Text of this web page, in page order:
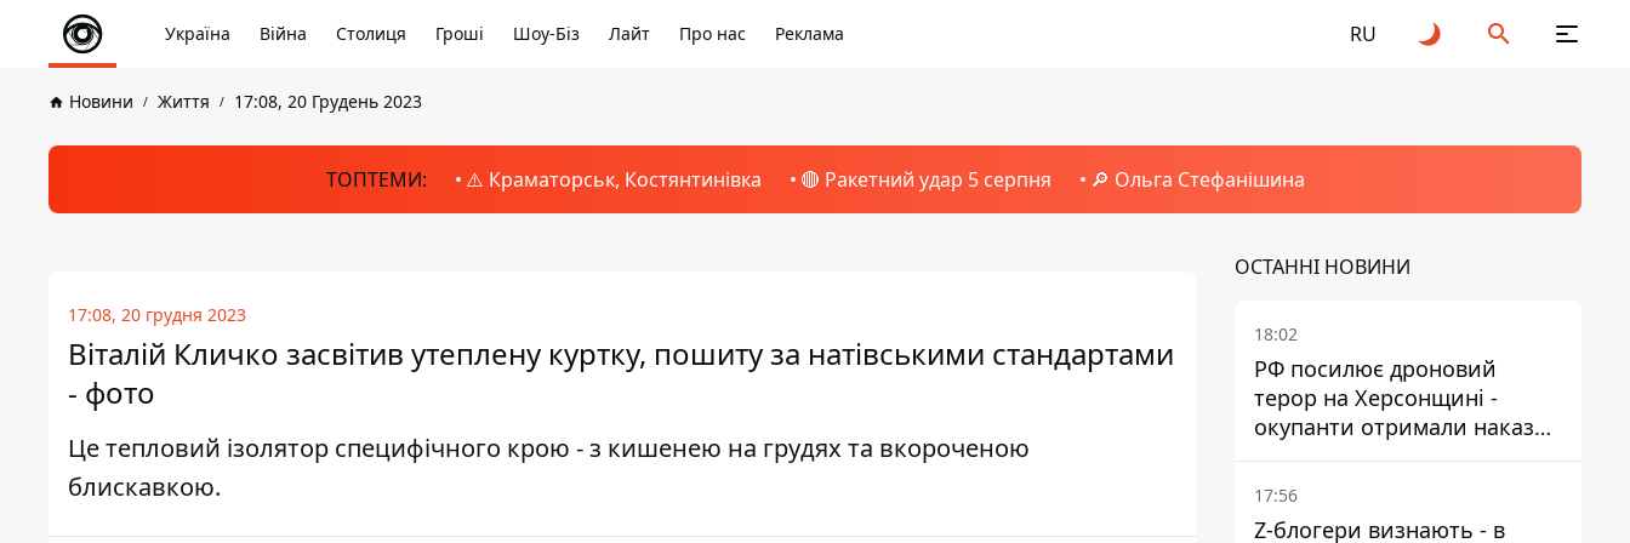
Україна Війна Столиця Гроші Шоу-Біз Лайт Про нас Реклама RU
Новини Життя 17:08, 20 Грудень 2023
ТОПТЕМИ: ⚠️ Краматорськ, Костянтинівка 🔴 Ракетний удар 5 серпня 🔎 Ольга Стефанішина
17:08, 20 грудня 2023
Віталій Кличко засвітив утеплену куртку, пошиту за натівськими стандартами
- фото
Це тепловий ізолятор специфічного крою - з кишенею на грудях та вкороченою
блискавкою.
ОСТАННІ НОВИНИ
18:02
РФ посилює дроновий
терор на Херсонщині -
окупанти отримали наказ
вільно полювати на автівки
17:56
Z-блогери визнають - в